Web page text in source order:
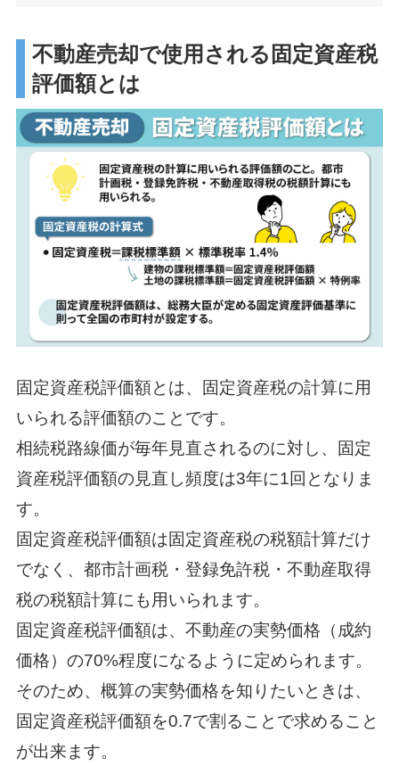
不動産売却で使用される固定資産税
評価額とは
固定資産税評価額とは、固定資産税の計算に用
いられる評価額のことです。
相続税路線価が毎年見直されるのに対し、固定
資産税評価額の見直し頻度は3年に1回となりま
す。
固定資産税評価額は固定資産税の税額計算だけ
でなく、都市計画税・登録免許税・不動産取得
税の税額計算にも用いられます。
固定資産税評価額は、不動産の実勢価格（成約
価格）の70%程度になるように定められます。
そのため、概算の実勢価格を知りたいときは、
固定資産税評価額を0.7で割ることで求めること
が出来ます。